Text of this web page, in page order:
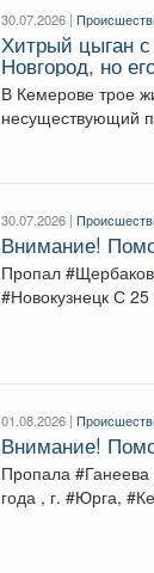
30.07.2026 |
Хитрый цыган
Новгород, но
В Кемерове трое
несуществующий прицеп. В
30.07.2026 |
Внимание!
Пропал
01.08.2026 |
Внимание!
Пропала